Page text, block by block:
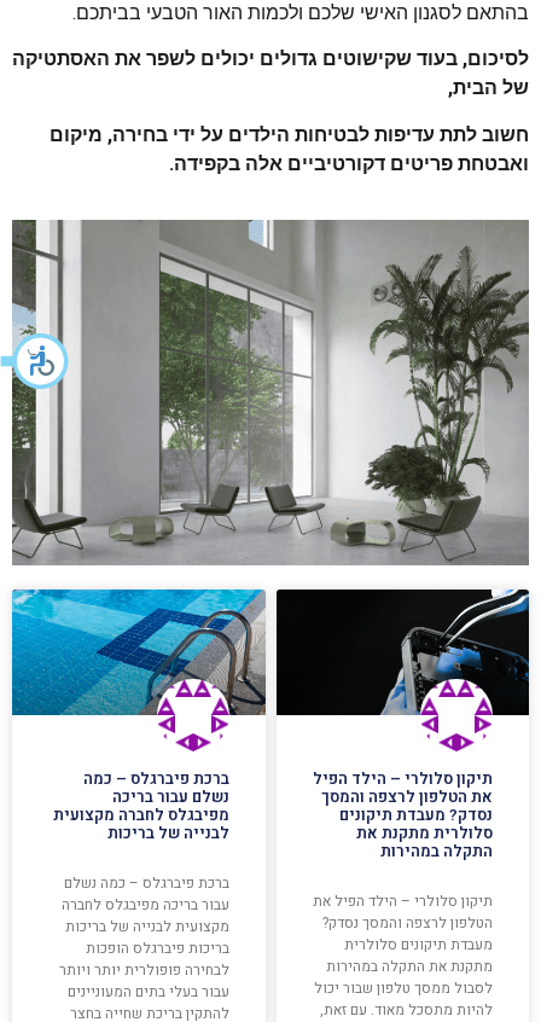
בהתאם לסגנון האישי שלכם ולכמות האור הטבעי בביתכם.
לסיכום, בעוד שקישוטים גדולים יכולים לשפר את האסתטיקה
של הבית,
חשוב לתת עדיפות לבטיחות הילדים על ידי בחירה, מיקום
ואבטחת פריטים דקורטיביים אלה בקפידה.
תיקון סלולרי – הילד הפיל
את הטלפון לרצפה והמסך
נסדק? מעבדת תיקונים
סלולרית מתקנת את
התקלה במהירות
תיקון סלולרי – הילד הפיל את
הטלפון לרצפה והמסך נסדק?
מעבדת תיקונים סלולרית
מתקנת את התקלה במהירות
לסבול ממסך טלפון שבור יכול
להיות מתסכל מאוד. עם זאת,
ברכת פיברגלס – כמה
נשלם עבור בריכה
מפיבגלס לחברה מקצועית
לבנייה של בריכות
ברכת פיברגלס – כמה נשלם
עבור בריכה מפיבגלס לחברה
מקצועית לבנייה של בריכות
בריכות פיברגלס הופכות
לבחירה פופולרית יותר ויותר
עבור בעלי בתים המעוניינים
להתקין בריכת שחייה בחצר